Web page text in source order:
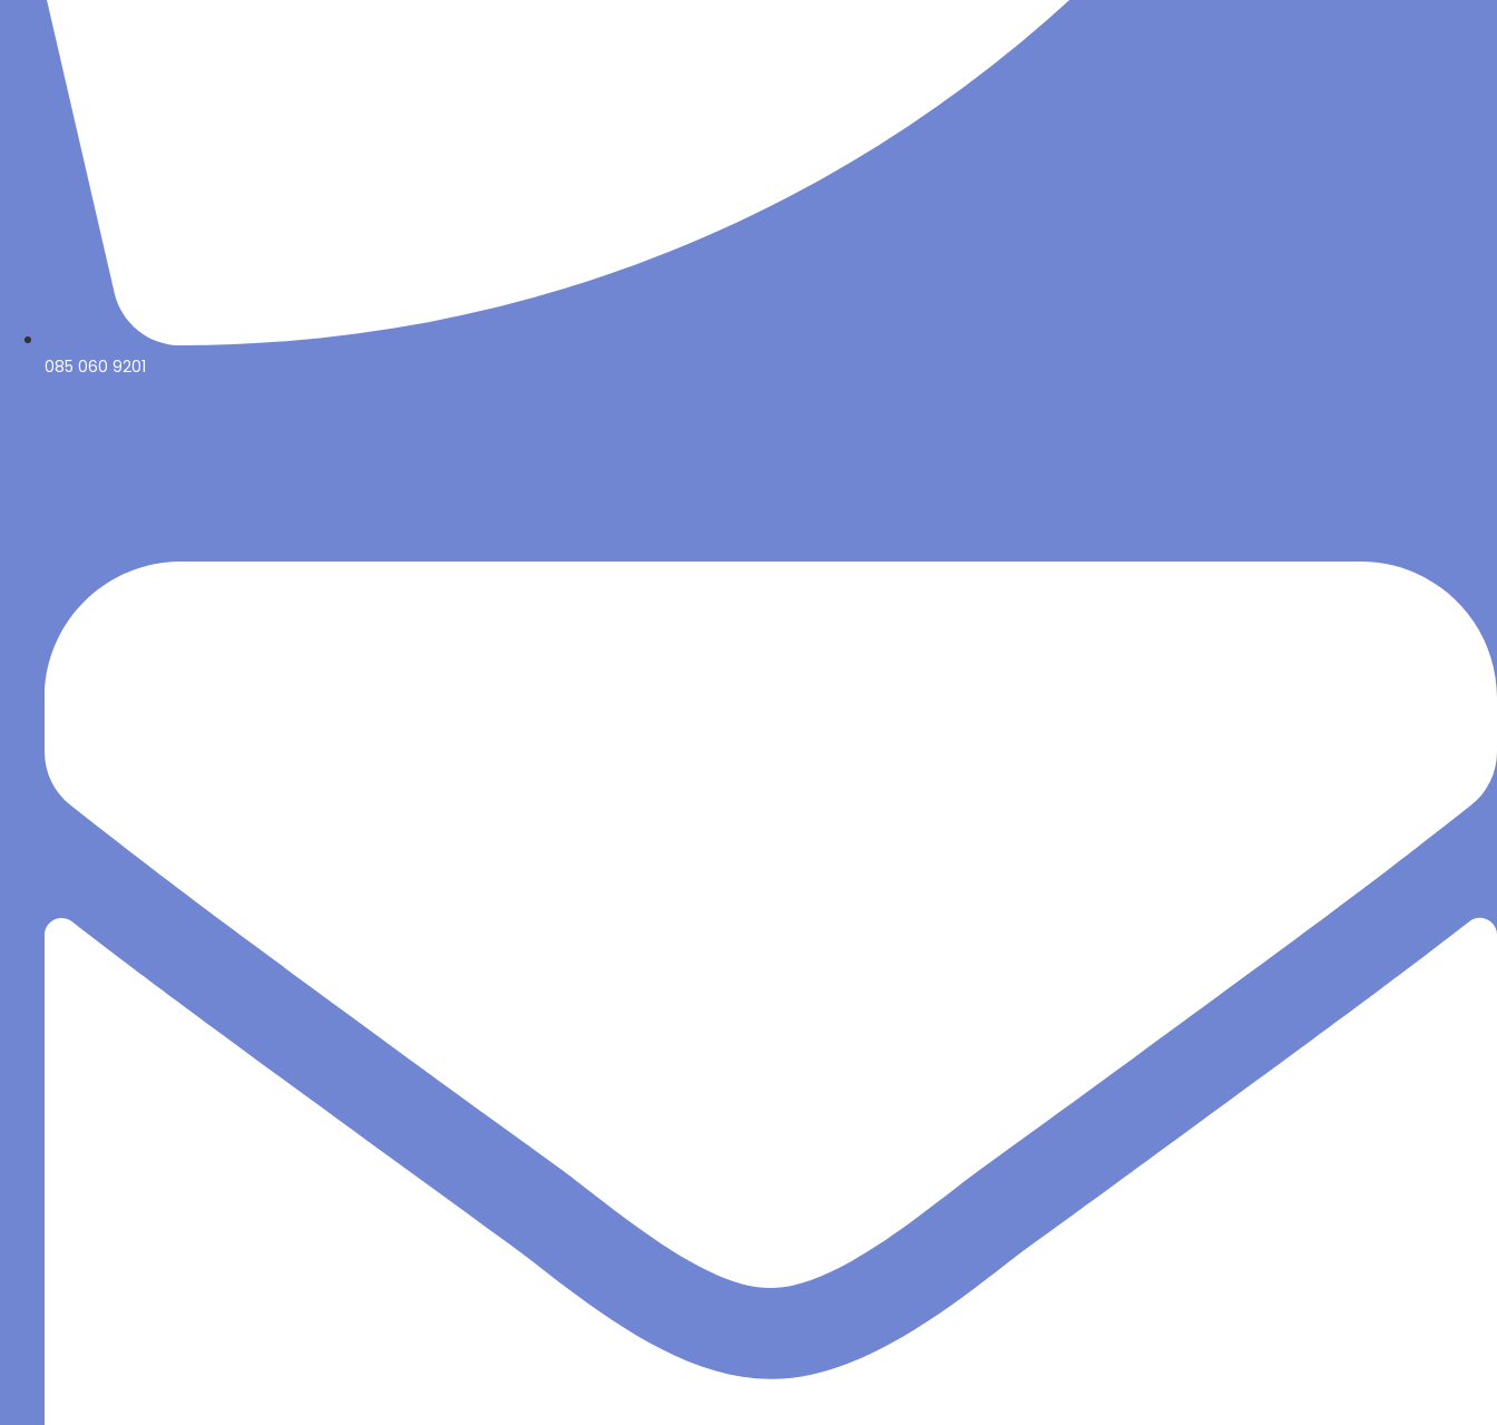
085 060 9201